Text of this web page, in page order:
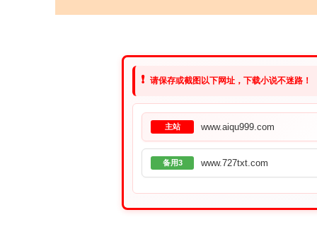
❗ 请保存或截图以下网址，下载小说不迷路！
主站 www.aiqu999.com
备用3 www.727txt.com